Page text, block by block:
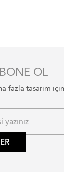
OL
fazla tasarım